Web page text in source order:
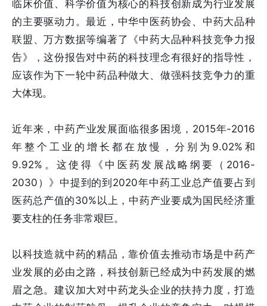
临床价值、科学价值为核心的科技创新成为行业发展
的主要驱动力。最近，中华中医药协会、中药大品种
联盟、万方数据等编著了《中药大品种科技竞争力报
告》，这份报告对中药的科技理念有很好的指导性，
应该作为下一轮中药品种做大、做强科技竞争力的重
大体现。
近年来，中药产业发展面临很多困境，2015年-2016
年整个工业的增长都在放慢，分别为9.02%和
9.92%。这使得《中医药发展战略纲要（2016-
2030）》中提到的到2020年中药工业总产值要占到
医药总产值的30%以上，中药产业要成为国民经济重
要支柱的任务非常艰巨。
以科技造就中药的精品，靠价值去推动市场是中药产
业发展的必由之路，科技创新已经成为中药发展的燃
眉之急。建议加大对中药龙头企业的扶持力度，打造